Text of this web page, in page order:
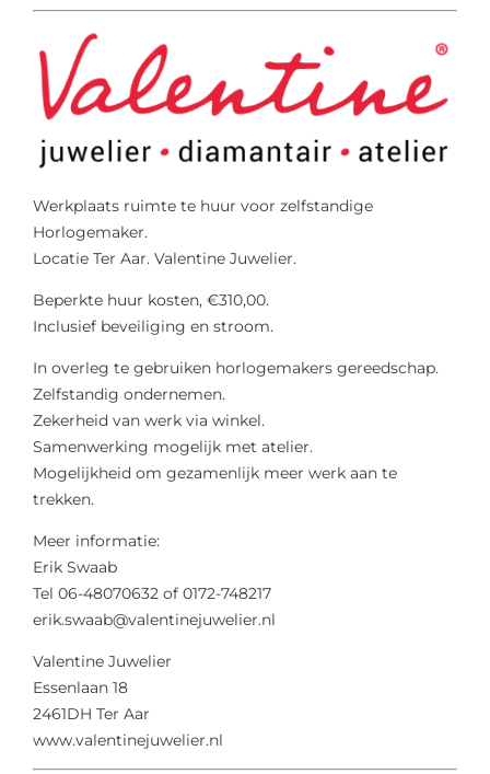
Werkplaats ruimte te huur voor zelfstandige
Horlogemaker.
Locatie Ter Aar. Valentine Juwelier.
Beperkte huur kosten, €310,00.
Inclusief beveiliging en stroom.
In overleg te gebruiken horlogemakers gereedschap.
Zelfstandig ondernemen.
Zekerheid van werk via winkel.
Samenwerking mogelijk met atelier.
Mogelijkheid om gezamenlijk meer werk aan te
trekken.
Meer informatie:
Erik Swaab
Tel 06-48070632 of 0172-748217
erik.swaab@valentinejuwelier.nl
Valentine Juwelier
Essenlaan 18
2461DH Ter Aar
www.valentinejuwelier.nl